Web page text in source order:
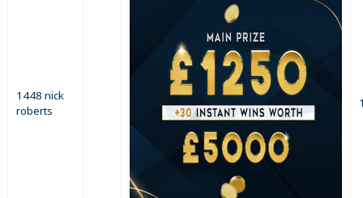
1448 nick
roberts